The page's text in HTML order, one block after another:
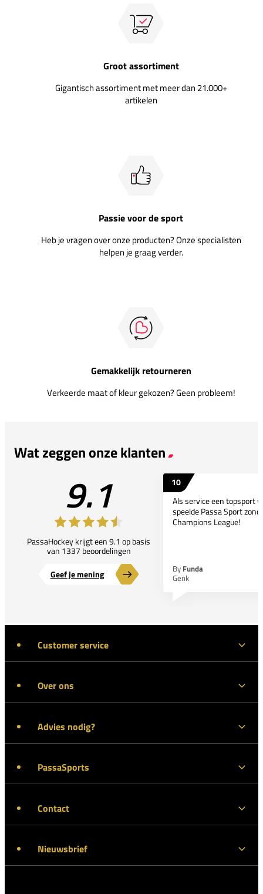
Groot assortiment
Gigantisch assortiment met meer dan 21.000+
artikelen
Passie voor de sport
Heb je vragen over onze producten? Onze specialisten
helpen je graag verder.
Gemakkelijk retourneren
Verkeerde maat of kleur gekozen? Geen probleem!
Wat zeggen onze klanten
9.1
PassaHockey krijgt een 9.1 op basis
van 1337 beoordelingen
Geef je mening
10
Als service een topsport
speelde Passa Sport
Champions League!
By Funda
Genk
Customer service
Over ons
Advies nodig?
PassaSports
Contact
Nieuwsbrief